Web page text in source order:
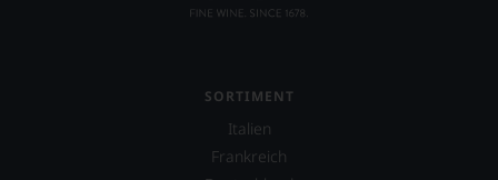
SORTIMENT
Italien
Frankreich